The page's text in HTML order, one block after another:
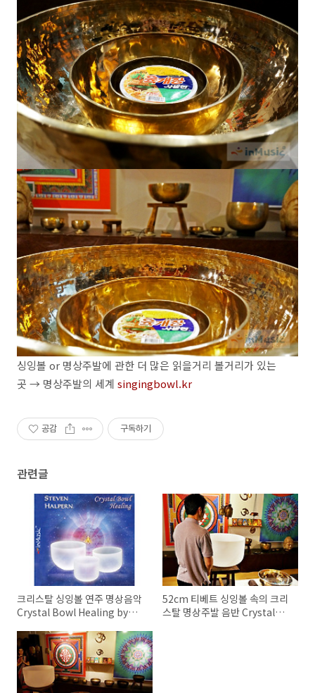
싱잉볼 or 명상주발에 관한 더 많은 읽을거리 볼거리가 있는
곳 → 명상주발의 세계 singingbowl.kr
공감 구독하기
관련글
크리스탈 싱잉볼 연주 명상음악
Crystal Bowl Healing by
inMusic 발매 CD 음반
52cm 티베트 싱잉볼 속의 크리
스탈 명상주발 음반 Crystal